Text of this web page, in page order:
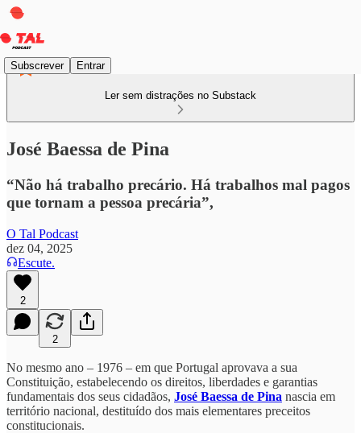
Subscrever Entrar
Ler sem distrações no Substack
José Baessa de Pina
“Não há trabalho precário. Há trabalhos mal pagos
que tornam a pessoa precária”,
O Tal Podcast
dez 04, 2025
Escute.
2
2
No mesmo ano – 1976 – em que Portugal aprovava a sua
Constituição, estabelecendo os direitos, liberdades e garantias
fundamentais dos seus cidadãos, José Baessa de Pina nascia em
território nacional, destituído dos mais elementares preceitos
constitucionais.